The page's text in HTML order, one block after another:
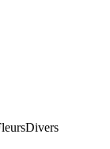
Divers